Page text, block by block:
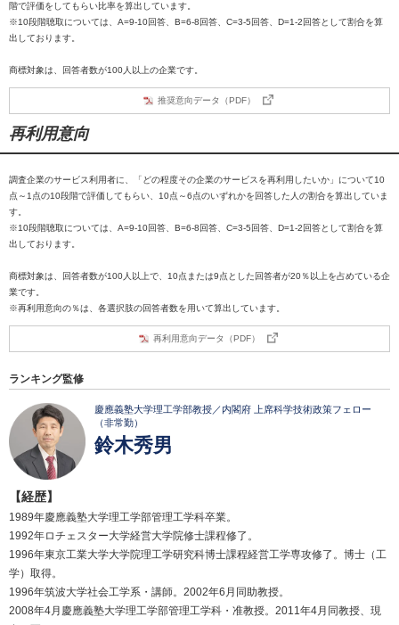
階で評価をしてもらい比率を算出しています。
※10段階聴取については、A=9-10回答、B=6-8回答、C=3-5回答、D=1-2回答として割合を算
出しております。
商標対象は、回答者数が100人以上の企業です。
推奨意向データ（PDF）
再利用意向
調査企業のサービス利用者に、「どの程度その企業のサービスを再利用したいか」について10
点～1点の10段階で評価してもらい、10点～6点のいずれかを回答した人の割合を算出していま
す。
※10段階聴取については、A=9-10回答、B=6-8回答、C=3-5回答、D=1-2回答として割合を算
出しております。
商標対象は、回答者数が100人以上で、10点または9点とした回答者が20％以上を占めている企
業です。
※再利用意向の％は、各選択肢の回答者数を用いて算出しています。
再利用意向データ（PDF）
ランキング監修
慶應義塾大学理工学部教授／内閣府 上席科学技術政策フェロー
（非常勤）
鈴木秀男
【経歴】
1989年慶應義塾大学理工学部管理工学科卒業。
1992年ロチェスター大学経営大学院修士課程修了。
1996年東京工業大学大学院理工学研究科博士課程経営工学専攻修了。博士（工
学）取得。
1996年筑波大学社会工学系・講師。2002年6月同助教授。
2008年4月慶應義塾大学理工学部管理工学科・准教授。2011年4月同教授、現